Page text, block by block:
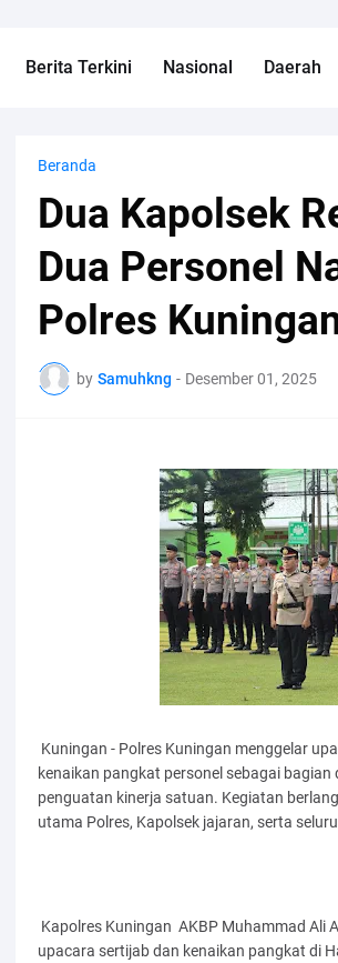
Berita Terkini Nasional Daerah
Beranda
Dua Kapolsek
Dua Personel
Polres
by Samuhkng - Desember 01, 2025
Kuningan - Polres Kuningan menggelar
kenaikan pangkat personel sebagai
penguatan kinerja satuan. Kegiatan
utama Polres, Kapolsek jajaran, serta
Kapolres Kuningan AKBP Muhammad Ali
upacara sertijab dan kenaikan pangkat di